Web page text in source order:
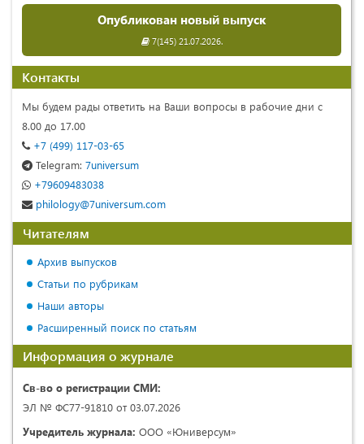
Опубликован новый выпуск
7(145) 21.07.2026.
Контакты
Мы будем рады ответить на Ваши вопросы в рабочие дни с
8.00 до 17.00
+7 (499) 117-03-65
Telegram: 7universum
+79609483038
philology@7universum.com
Читателям
Архив выпусков
Статьи по рубрикам
Наши авторы
Расширенный поиск по статьям
Информация о журнале
Св-во о регистрации СМИ:
ЭЛ № ФС77-91810 от 03.07.2026
Учредитель журнала: ООО «Юниверсум»